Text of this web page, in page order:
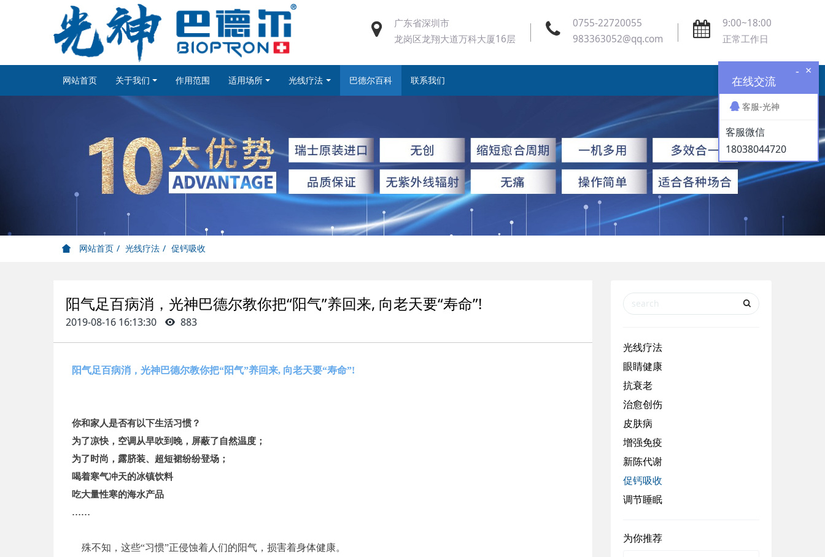
广东省深圳市
龙岗区龙翔大道万科大厦16层
0755-22720055
983363052@qq.com
9:00~18:00
正常工作日
网站首页 关于我们 作用范围 适用场所 光线疗法 巴德尔百科 联系我们
网站首页 光线疗法 促钙吸收
阳气足百病消，光神巴德尔教你把“阳气”养回来, 向老天要“寿命”!
2019-08-16 16:13:30 883
阳气足百病消，光神巴德尔教你把“阳气”养回来, 向老天要“寿命”!
你和家人是否有以下生活习惯？
为了凉快，空调从早吹到晚，屏蔽了自然温度；
为了时尚，露脐装、超短裙纷纷登场；
喝着寒气冲天的冰镇饮料
吃大量性寒的海水产品
……
殊不知，这些“习惯”正侵蚀着人们的阳气，损害着身体健康。
光线疗法
眼睛健康
抗衰老
治愈创伤
皮肤病
增强免疫
新陈代谢
促钙吸收
调节睡眠
为你推荐
×
-
在线交流
客服-光神
客服微信
18038044720